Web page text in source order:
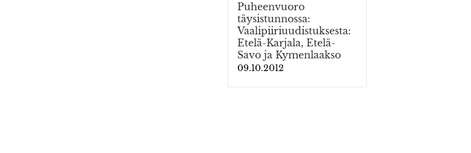
Puheenvuoro
täysistunnossa:
Vaalipiiriuudistuksesta:
Etelä-Karjala, Etelä-
Savo ja Kymenlaakso
09.10.2012